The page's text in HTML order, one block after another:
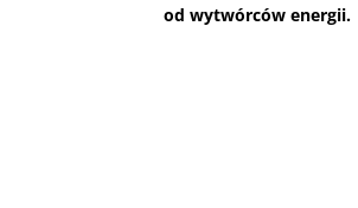
od wytwórców energii.